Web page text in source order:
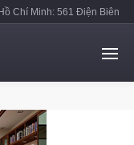
Chí Minh: 561 Điện Biên